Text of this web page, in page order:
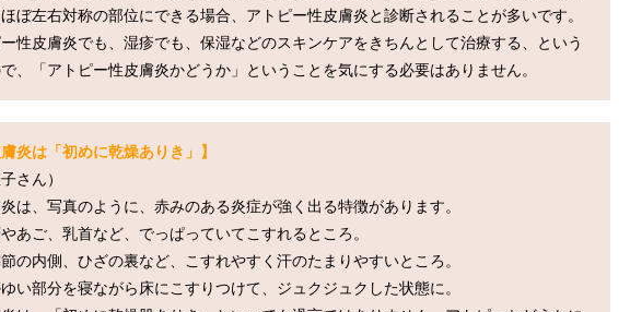
ぼ左右対称の部位にできる場合、アトピー性皮膚炎と診断されることが多いです。
性皮膚炎でも、湿疹でも、保湿などのスキンケアをきちんとして治療する、という
炎は「初めに乾燥ありき」】
さん）
は、写真のように、赤みのある炎症が強く出る特徴があります。
あご、乳首など、でっぱっていてこすれるところ。
の内側、ひざの裏など、こすれやすく汗のたまりやすいところ。
い部分を寝ながら床にこすりつけて、ジュクジュクした状態に。